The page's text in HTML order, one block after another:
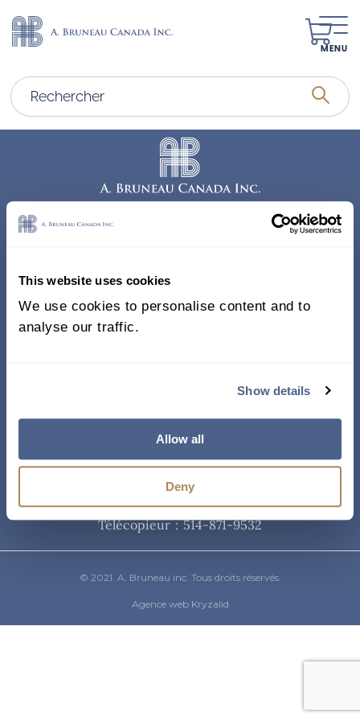
This website uses cookies
We use cookies to personalise content and to
analyse our traffic.
Show details
Allow all
Deny
MENU
338, Rue Saint-Antoine E.
Bureau 011, Montréal QC
H2Y 1A3 Canada
Téléphone
514-871-9821/ 1-800-361-8487
Télécopieur : 514-871-9532
© 2021. A. Bruneau inc. Tous droits réservés.
Agence web Kryzalid